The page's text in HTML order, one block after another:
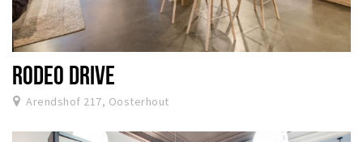
RODEO DRIVE
Arendshof 217, Oosterhout